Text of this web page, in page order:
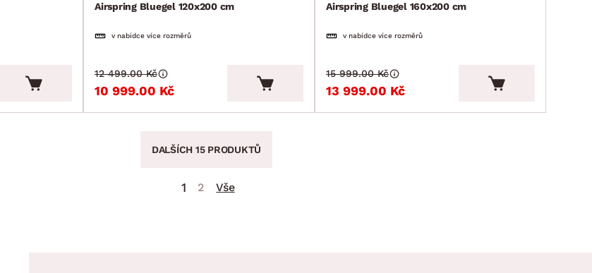
Airspring Bluegel 120x200 cm
v nabídce více rozměrů
10 999.00 Kč
12 499.00 Kč
Airspring Bluegel 160x200 cm
v nabídce více rozměrů
13 999.00 Kč
15 999.00 Kč
DALŠÍCH 15 PRODUKTŮ
1 2 Vše